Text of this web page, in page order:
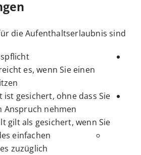
die Aufenthaltserlaubnis sind:
es, wenn Sie einen
gesichert, ohne dass Sie
nehmen.
gilt als gesichert, wenn Sie
einfachen
zuzüglich